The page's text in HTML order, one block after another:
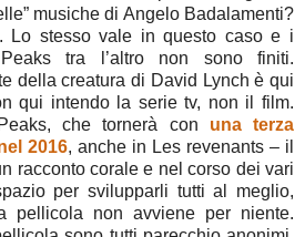
musiche di Angelo Badalamenti?
Lo stesso vale in questo caso e i
tra l’altro non sono finiti.
della creatura di David Lynch è qui
qui intendo la serie tv, non il film.
che tornerà con una terza
2016, anche in Les revenants – il
racconto corale e nel corso dei vari
per svilupparli tutti al meglio,
pellicola non avviene per niente.